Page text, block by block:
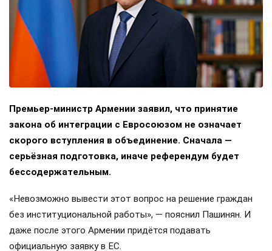
Премьер-министр Армении заявил, что принятие
закона об интеграции с Евросоюзом не означает
скорого вступления в объединение. Сначала —
серьёзная подготовка, иначе референдум будет
бессодержательным.
«Невозможно вывести этот вопрос на решение граждан
без институциональной работы», — пояснил Пашинян. И
даже после этого Армении придётся подавать
официальную заявку в ЕС.